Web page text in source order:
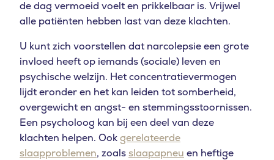
de dag vermoeid voelt en prikkelbaar is. Vrijwel
alle patiënten hebben last van deze klachten.
U kunt zich voorstellen dat narcolepsie een grote
invloed heeft op iemands (sociale) leven en
psychische welzijn. Het concentratievermogen
lijdt eronder en het kan leiden tot somberheid,
overgewicht en angst- en stemmingsstoornissen.
Een psycholoog kan bij een deel van deze
klachten helpen. Ookgerelateerde
slaapproblemen, zoalsslaapapneu en heftige